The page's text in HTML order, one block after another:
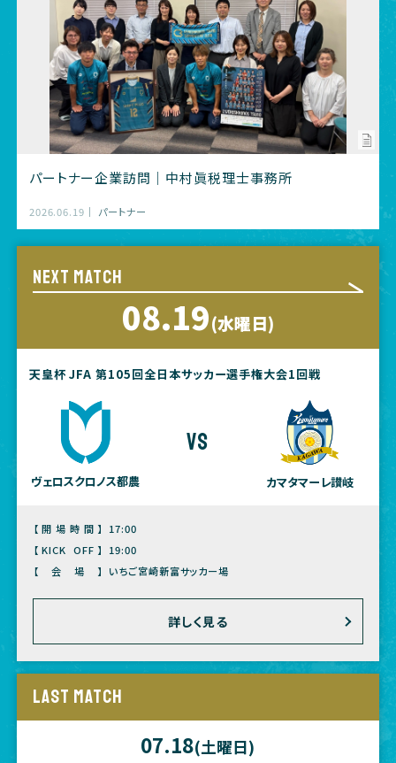
パートナー企業訪問｜中村眞税理士事務所
2026.06.19 パートナー
NEXT MATCH
08.19(水曜日)
天皇杯 JFA 第105回全日本サッカー選手権大会1回戦
ヴェロスクロノス都農
vs
カマタマーレ讃岐
【開場時間】
17:00
【KICK OFF】
19:00
【会場】
いちご宮崎新富サッカー場
詳しく見る
LAST MATCH
07.18(土曜日)